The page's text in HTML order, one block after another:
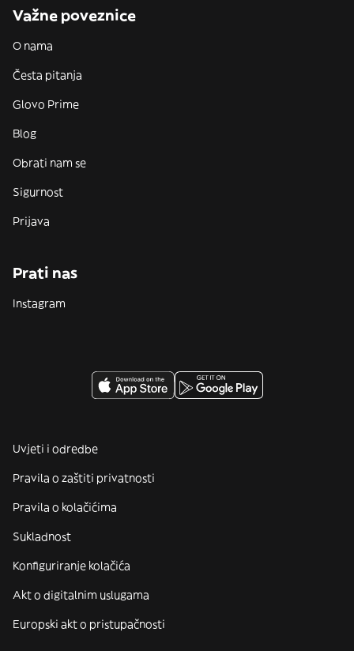
Važne poveznice
O nama
Česta pitanja
Glovo Prime
Blog
Obrati nam se
Sigurnost
Prijava
Prati nas
Instagram
Uvjeti i odredbe
Pravila o zaštiti privatnosti
Pravila o kolačićima
Sukladnost
Konfiguriranje kolačića
Akt o digitalnim uslugama
Europski akt o pristupačnosti